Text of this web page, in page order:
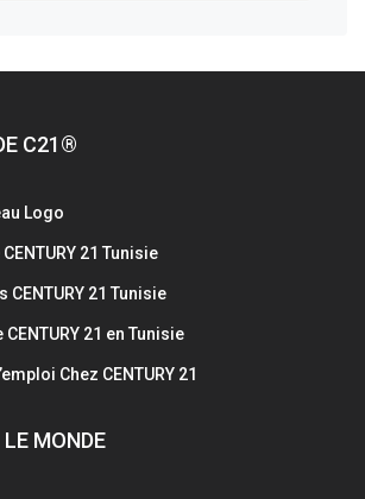
C21®
Logo
21 Tunisie
CENTURY 21 Tunisie
21 en Tunisie
Chez CENTURY 21
MONDE